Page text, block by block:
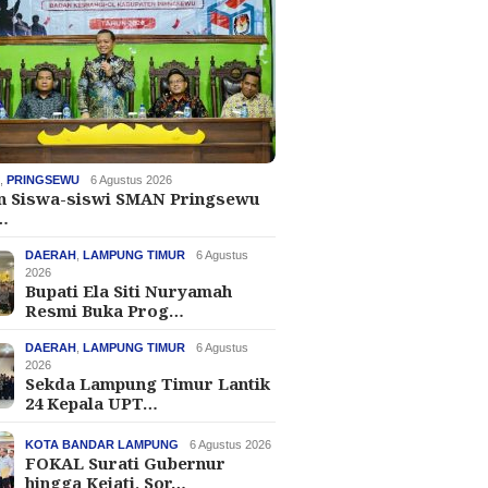
,PRINGSEWU 6 Agustus 2026
Siswa-siswi SMAN Pringsewu
DAERAH ,LAMPUNG TIMUR
6 Agustus
2026
Bupati Ela Siti Nuryamah
Resmi Buka Prog…
DAERAH ,LAMPUNG TIMUR
6 Agustus
2026
Sekda Lampung Timur Lantik
24 Kepala UPT…
KOTA BANDAR LAMPUNG 6 Agustus 2026
FOKAL Surati Gubernur
hingga Kejati, Sor…